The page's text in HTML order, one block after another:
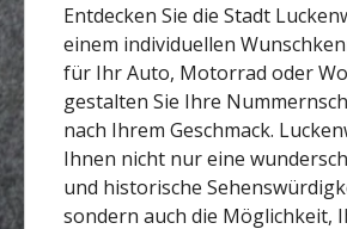
Entdecken Sie die Stadt
einem individuellen
für Ihr Auto, Motorrad oder
gestalten Sie Ihre
nach Ihrem Geschmack.
Ihnen nicht nur eine
und historische
sondern auch die Möglichkeit,